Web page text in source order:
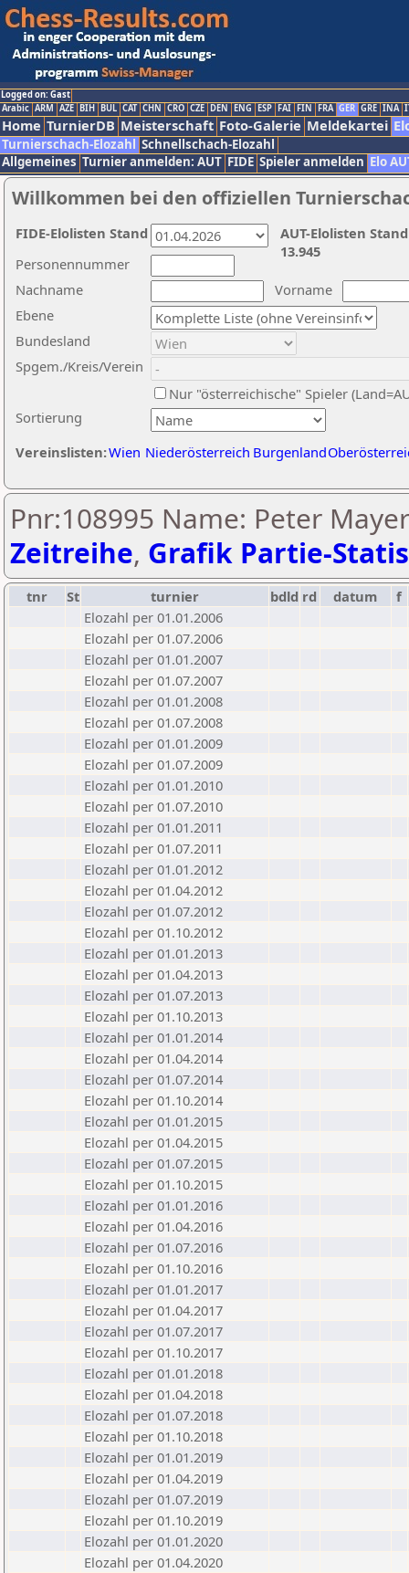
Logged on: Gast
Arabic ARM AZE BIH BUL CAT CHN CRO CZE DEN ENG ESP FAI FIN FRA GER GRE INA
Home TurnierDB Meisterschaft Foto-Galerie Meldekartei
Turnierschach-Elozahl Schnellschach-Elozahl
Allgemeines Turnier anmelden: AUT FIDE Spieler anmelden Elo
Willkommen bei den offiziellen
Nachname
Vorname
Ebene
Sortierung
Personennummer
Bundesland
Spgem./Kreis/Verein
Nur "österreichische" Spieler
Vereinslisten:Wien Niederösterreich Burgenland
AUT-Elolisten
13.945
FIDE-Elolisten Stand
Pnr:108995 Name: Peter
Zeitreihe, Grafik Partie-
tnr St turnier bdld rd datum
f
Elozahl per 01.01.2006
Elozahl per 01.07.2006
Elozahl per 01.01.2007
Elozahl per 01.07.2007
Elozahl per 01.01.2008
Elozahl per 01.07.2008
Elozahl per 01.01.2009
Elozahl per 01.07.2009
Elozahl per 01.01.2010
Elozahl per 01.07.2010
Elozahl per 01.01.2011
Elozahl per 01.07.2011
Elozahl per 01.01.2012
Elozahl per 01.04.2012
Elozahl per 01.07.2012
Elozahl per 01.10.2012
Elozahl per 01.01.2013
Elozahl per 01.04.2013
Elozahl per 01.07.2013
Elozahl per 01.10.2013
Elozahl per 01.01.2014
Elozahl per 01.04.2014
Elozahl per 01.07.2014
Elozahl per 01.10.2014
Elozahl per 01.01.2015
Elozahl per 01.04.2015
Elozahl per 01.07.2015
Elozahl per 01.10.2015
Elozahl per 01.01.2016
Elozahl per 01.04.2016
Elozahl per 01.07.2016
Elozahl per 01.10.2016
Elozahl per 01.01.2017
Elozahl per 01.04.2017
Elozahl per 01.07.2017
Elozahl per 01.10.2017
Elozahl per 01.01.2018
Elozahl per 01.04.2018
Elozahl per 01.07.2018
Elozahl per 01.10.2018
Elozahl per 01.01.2019
Elozahl per 01.04.2019
Elozahl per 01.07.2019
Elozahl per 01.10.2019
Elozahl per 01.01.2020
Elozahl per 01.04.2020